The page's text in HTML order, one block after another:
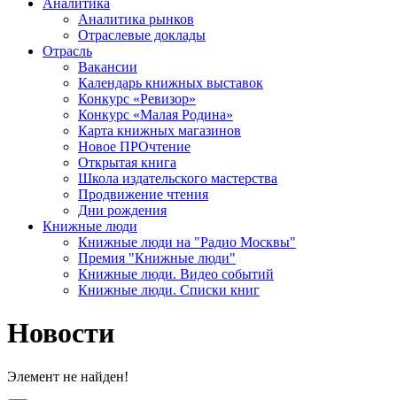
Аналитика
Аналитика рынков
Отраслевые доклады
Отрасль
Вакансии
Календарь книжных выставок
Конкурс «Ревизор»
Конкурс «Малая Родина»
Карта книжных магазинов
Новое ПРОчтение
Открытая книга
Школа издательского мастерства
Продвижение чтения
Дни рождения
Книжные люди
Книжные люди на "Радио Москвы"
Премия "Книжные люди"
Книжные люди. Видео событий
Книжные люди. Списки книг
Новости
Элемент не найден!